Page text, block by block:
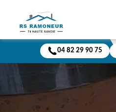
04 82 29 90 75